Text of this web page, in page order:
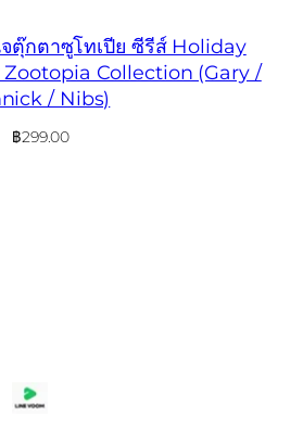
ตุ๊กตาซูโทเปีย ซีรีส์ Holiday
Zootopia Collection (Gary /
/ Nibs)
฿299.00